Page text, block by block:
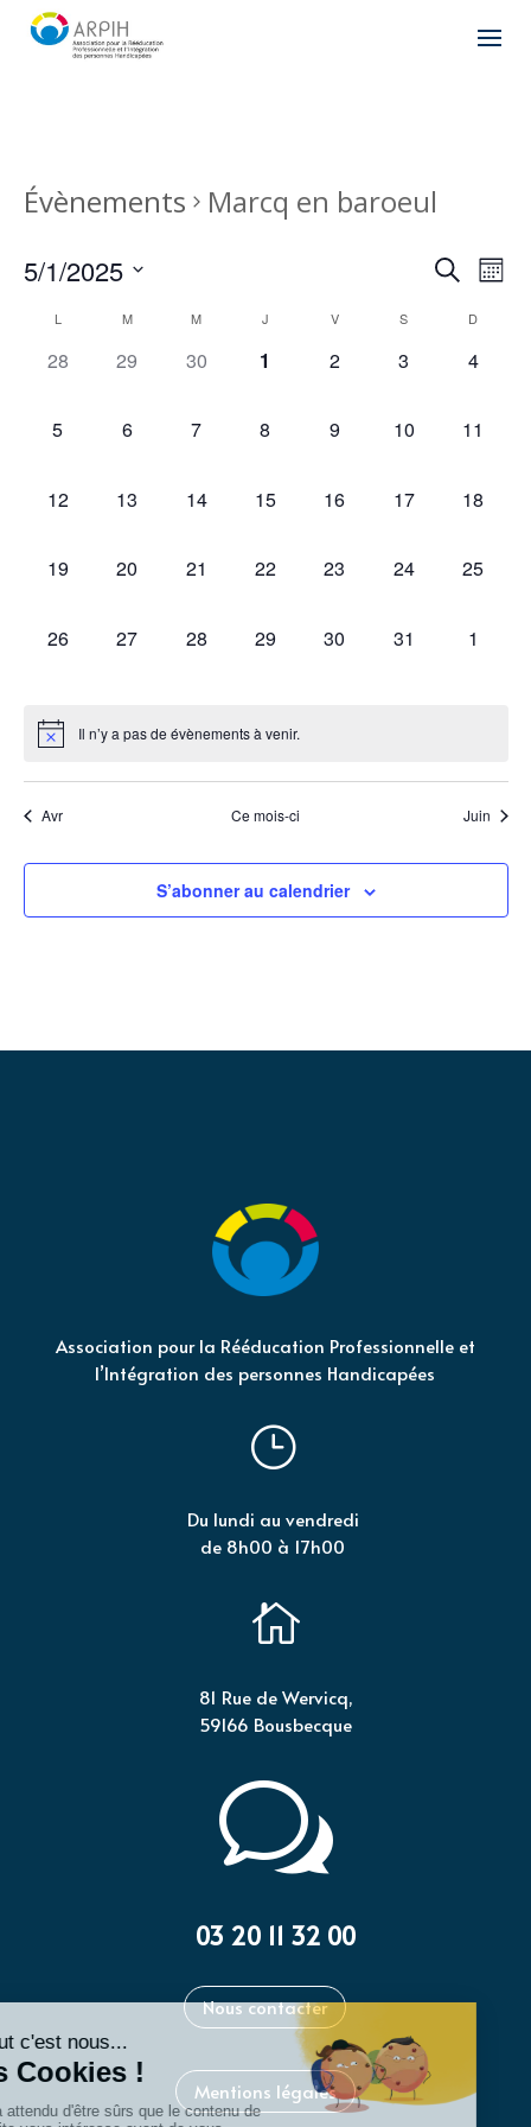
Évènements Marcq en baroeul
Recherche
de
Mois
5/1/2025
date.
Calendrier
de
L M M J V S D
0
28
0
29
0
30
0
1
0
2
0
3
0
4
0
5
0
6
0
7
0
8
0
9
0
10
0
11
0
12
0
13
0
14
0
15
0
16
0
17
0
18
0
19
0
20
0
21
0
22
0
23
0
24
0
25
0
26
0
27
0
28
0
29
0
30
0
31
0
1
Il n’y a pas de évènements à venir.
Avr Ce mois-ci Juin
S’abonner au calendrier
Association pour la Rééducation Professionnelle et
l’Intégration des personnes Handicapées
}
Du lundi au vendredi
de 8h00 à 17h00

81 Rue de Wervicq,
59166 Bousbecque
w
03 20 11 32 00
Nous contacter
Mentions légales